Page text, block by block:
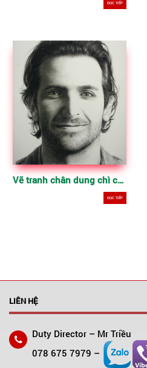
ĐỌC TIẾP
Vẽ tranh chân dung chì chất lượng
ĐỌC TIẾP
LIÊN HỆ
Duty Director – Mr Triều
078 675 7979 –